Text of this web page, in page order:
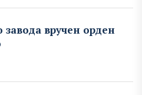
завода вручен орден